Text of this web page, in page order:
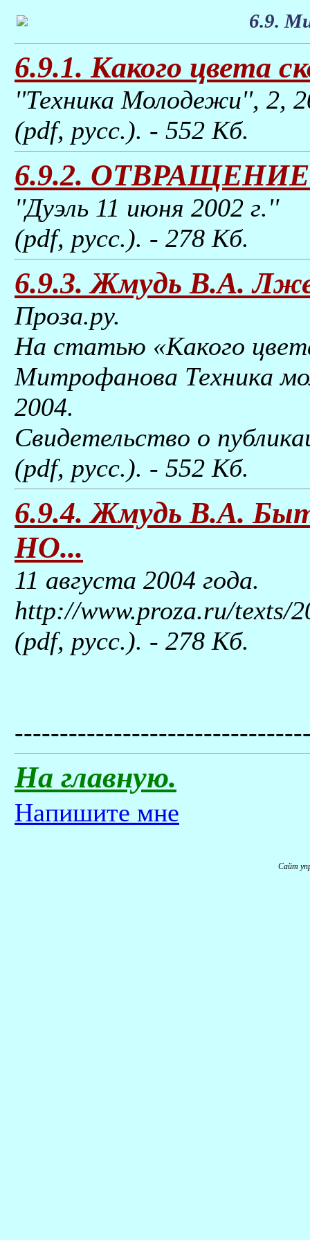
6.9.
6.9.1. Какого цвета
''Техника Молодежи'', 2,
(pdf, русс.). - 552 Kб.
6.9.2.
''Дуэль 11 июня 2002 г.''
(pdf, русс.). - 278 Kб.
6.9.3. Жмудь В.А.
Проза.ру.
На статью «Какого
Митрофанова Техника
2004.
Свидетельство о
(pdf, русс.). - 552 Kб.
6.9.4. Жмудь В.А.
НО...
11 августа 2004 года.
http://www.proza.ru/texts/
(pdf, русс.). - 278 Kб.
На главную.
Напишите мне
Сайт